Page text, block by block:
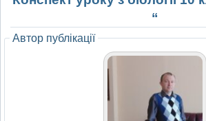
“
Автор публікації